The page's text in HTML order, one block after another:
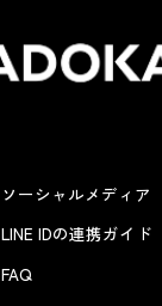
ソーシャルメディア
LINE IDの連携ガイド
FAQ